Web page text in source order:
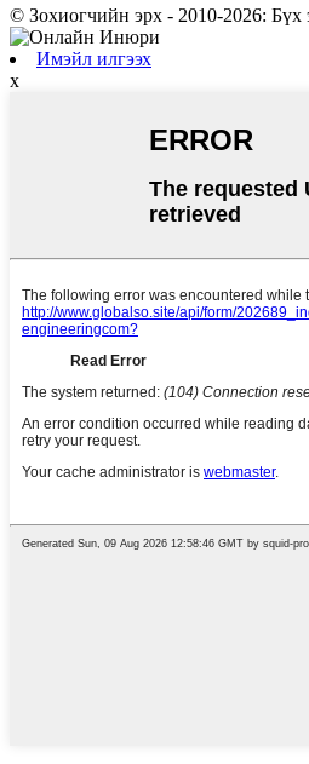
© Зохиогчийн эрх - 2010-2026: Бүх
Имэйл илгээх
x